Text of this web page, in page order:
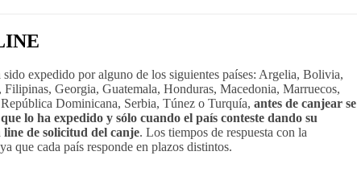
expedido por alguno de los siguientes países: Argelia, Bolivia,
Georgia, Guatemala, Honduras, Macedonia, Marruecos,
Dominicana, Serbia, Túnez o Turquía, antes de canjear se
lo ha expedido y sólo cuando el país conteste dando su
de solicitud del canje. Los tiempos de respuesta con la
que cada país responde en plazos distintos.